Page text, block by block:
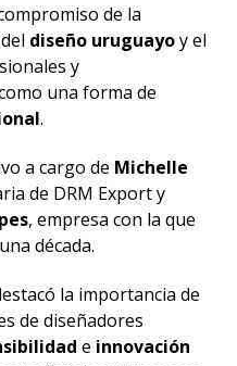
de la
diseño uruguayoy el
y
una forma de
.
a cargo de Michelle
de DRM Export y
, empresa con la que
década.
la importancia de
de diseñadores
e innovación